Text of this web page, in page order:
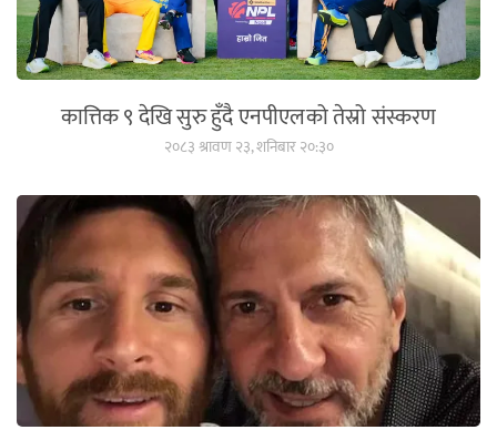
कात्तिक ९ देखि सुरु हुँदै एनपीएलको तेस्रो संस्करण
२०८३ श्रावण २३, शनिबार २०:३०